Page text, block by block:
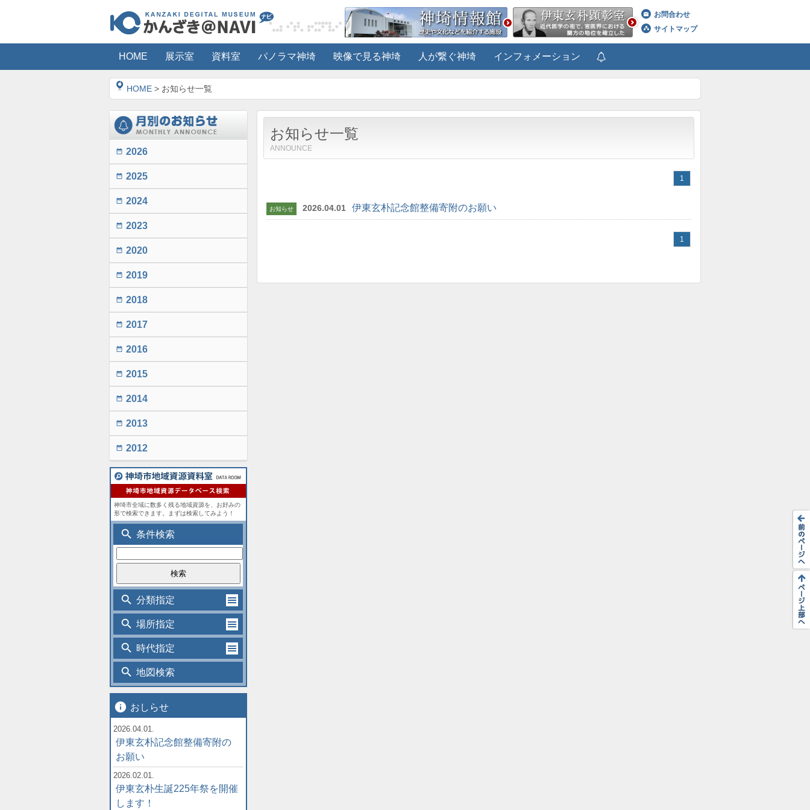
お問合わせ
サイトマップ
HOME 展示室 資料室 パノラマ神埼 映像で見る神埼 人が繋ぐ神埼 インフォメーション
HOME > お知らせ一覧
お知らせ一覧
ANNOUNCE
1
お知らせ 2026.04.01 伊東玄朴記念館整備寄附のお願い
1
date_range 2026
date_range 2025
date_range 2024
date_range 2023
date_range 2020
date_range 2019
date_range 2018
date_range 2017
date_range 2016
date_range 2015
date_range 2014
date_range 2013
date_range 2012
神埼市全域に数多く残る地域資源を、お好みの
形で検索できます。まずは検索してみよう！
search 条件検索
search 分類指定
search 場所指定
search 時代指定
search 地図検索
info おしらせ
2026.04.01.
伊東玄朴記念館整備寄附の
お願い
2026.02.01.
伊東玄朴生誕225年祭を開催
します！